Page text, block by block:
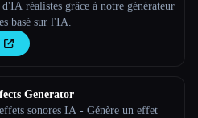
d'IA réalistes grâce à notre générateur
basé sur l'IA.
Generator
sonores IA - Génère un effet